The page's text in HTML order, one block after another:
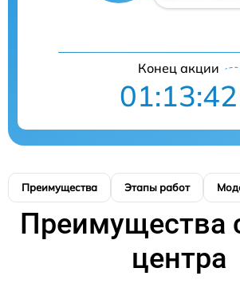
Конец акции
01:13:41
Преимущества Этапы работ
Преимущества
центра